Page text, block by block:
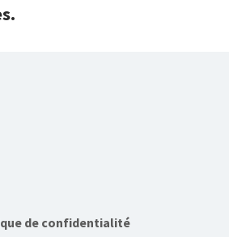
de confidentialité